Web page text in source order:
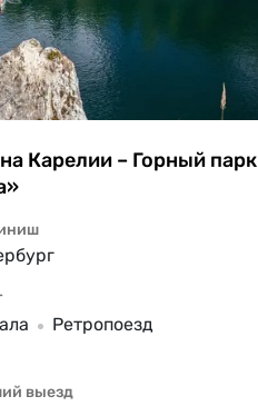
Карелии – Горный парк
Ретропоезд
выезд